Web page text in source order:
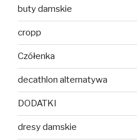
buty damskie
cropp
Czółenka
decathlon alternatywa
DODATKI
dresy damskie